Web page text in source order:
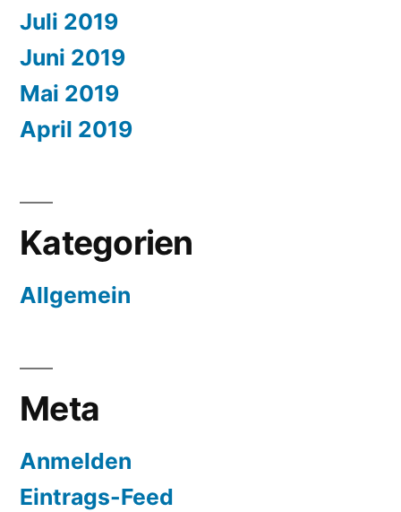
Juli 2019
Juni 2019
Mai 2019
April 2019
Kategorien
Allgemein
Meta
Anmelden
Eintrags-Feed